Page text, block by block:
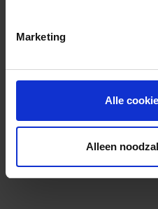
Marketing
Alle
Alleen